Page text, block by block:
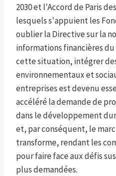
2030 et l'Accord de Paris
lesquels s'appuient les
oublier la Directive sur la
informations financières du
cette situation, intégrer
environnementaux et
entreprises est devenu
accéléré la demande de
dans le développement
et, par conséquent, le
transforme, rendant les
pour faire face aux défis
plus demandées.